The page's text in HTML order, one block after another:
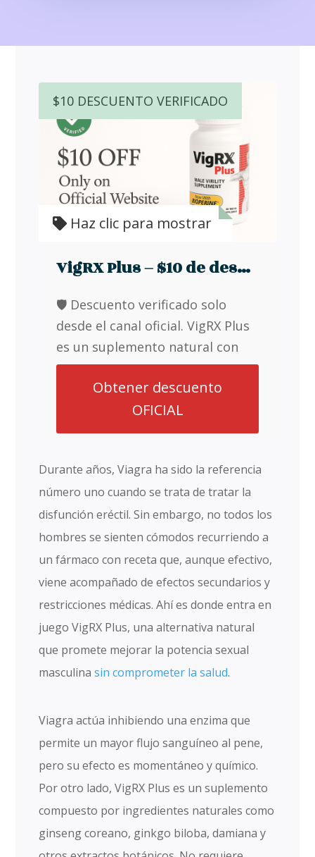
$10 DESCUENTO VERIFICADO
Haz clic para mostrar
VigRX Plus – $10 de descuento desde la web oficial
🛡️ Descuento verificado solo
desde el canal oficial. VigRX Plus
es un suplemento natural con
ingredientes seguros y
probados. Al comprar desde este
enlace, accedes a: ✓ Producto
original ✓ Envío discreto y
fabricante Haz clic abajo para
aplicar tu descuento.
Obtener descuento
OFICIAL
Durante años, Viagra ha sido la referencia
número uno cuando se trata de tratar la
disfunción eréctil. Sin embargo, no todos los
hombres se sienten cómodos recurriendo a
un fármaco con receta que, aunque efectivo,
viene acompañado de efectos secundarios y
restricciones médicas. Ahí es donde entra en
juego VigRX Plus, una alternativa natural
que promete mejorar la potencia sexual
masculina sin comprometer la salud.
Viagra actúa inhibiendo una enzima que
permite un mayor flujo sanguíneo al pene,
pero su efecto es momentáneo y químico.
Por otro lado, VigRX Plus es un suplemento
compuesto por ingredientes naturales como
ginseng coreano, ginkgo biloba, damiana y